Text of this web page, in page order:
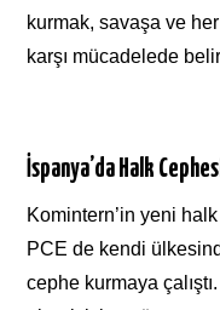
kurmak, savaşa ve her
karşı mücadelede
İspanya’da Halk
Komintern’in yeni
PCE de kendi
cephe kurmaya